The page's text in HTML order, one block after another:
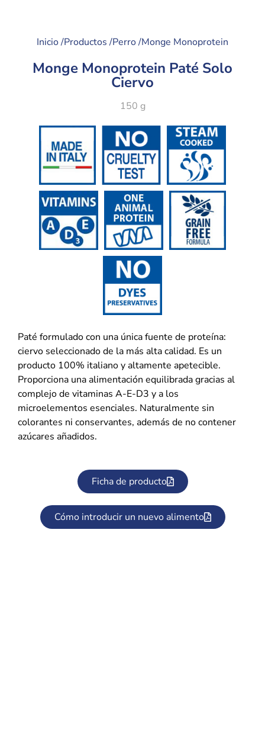
Inicio /Productos /Perro /Monge Monoprotein
Monge Monoprotein Paté Solo
Ciervo
150 g
Paté formulado con una única fuente de proteína:
ciervo seleccionado de la más alta calidad. Es un
producto 100% italiano y altamente apetecible.
Proporciona una alimentación equilibrada gracias al
complejo de vitaminas A-E-D3 y a los
microelementos esenciales. Naturalmente sin
colorantes ni conservantes, además de no contener
azúcares añadidos.
Ficha de producto
Cómo introducir un nuevo alimento